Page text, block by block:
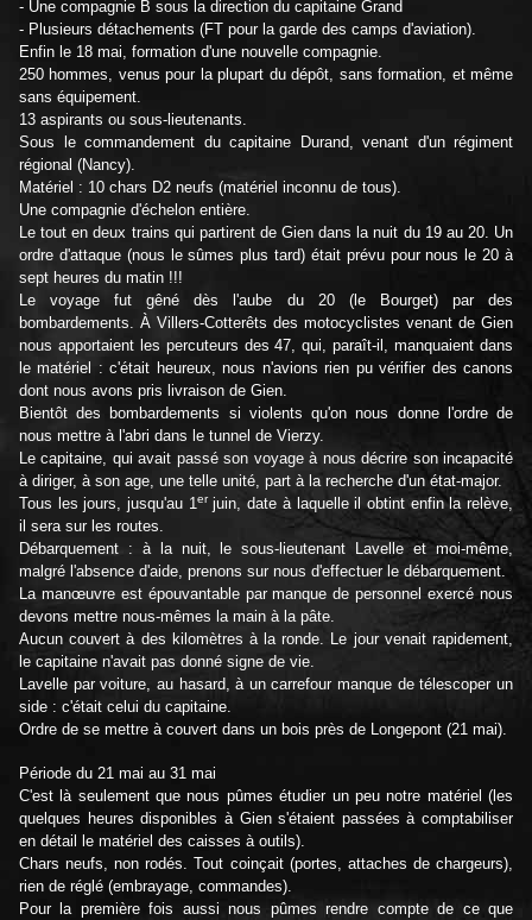
- Une compagnie B sous la direction du capitaine Grand
- Plusieurs détachements (FT pour la garde des camps d'aviation).
Enfin le 18 mai, formation d'une nouvelle compagnie.
250 hommes, venus pour la plupart du dépôt, sans formation, et même
sans équipement.
13 aspirants ou sous-lieutenants.
Sous le commandement du capitaine Durand, venant d'un régiment
régional (Nancy).
Matériel : 10 chars D2 neufs (matériel inconnu de tous).
Une compagnie d'échelon entière.
Le tout en deux trains qui partirent de Gien dans la nuit du 19 au 20. Un
ordre d'attaque (nous le sûmes plus tard) était prévu pour nous le 20 à
sept heures du matin !!!
Le voyage fut gêné dès l'aube du 20 (le Bourget) par des
bombardements. À Villers-Cotterêts des motocyclistes venant de Gien
nous apportaient les percuteurs des 47, qui, paraît-il, manquaient dans
le matériel : c'était heureux, nous n'avions rien pu vérifier des canons
dont nous avons pris livraison de Gien.
Bientôt des bombardements si violents qu'on nous donne l'ordre de
nous mettre à l'abri dans le tunnel de Vierzy.
Le capitaine, qui avait passé son voyage à nous décrire son incapacité
à diriger, à son age, une telle unité, part à la recherche d'un état-major.
Tous les jours, jusqu'au 1erjuin, date à laquelle il obtint enfin la relève,
il sera sur les routes.
Débarquement : à la nuit, le sous-lieutenant Lavelle et moi-même,
malgré l'absence d'aide, prenons sur nous d'effectuer le débarquement.
La manœuvre est épouvantable par manque de personnel exercé nous
devons mettre nous-mêmes la main à la pâte.
Aucun couvert à des kilomètres à la ronde. Le jour venait rapidement,
le capitaine n'avait pas donné signe de vie.
Lavelle par voiture, au hasard, à un carrefour manque de télescoper un
side : c'était celui du capitaine.
Ordre de se mettre à couvert dans un bois près de Longepont (21 mai).
Période du 21 mai au 31 mai
C'est là seulement que nous pûmes étudier un peu notre matériel (les
quelques heures disponibles à Gien s'étaient passées à comptabiliser
en détail le matériel des caisses à outils).
Chars neufs, non rodés. Tout coinçait (portes, attaches de chargeurs),
rien de réglé (embrayage, commandes).
Pour la première fois aussi nous pûmes rendre compte de ce que